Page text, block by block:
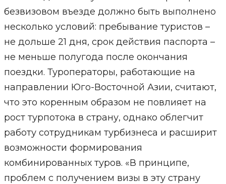
безвизовом въезде должно быть выполнено
несколько условий: пребывание туристов –
не дольше 21 дня, срок действия паспорта –
не меньше полугода после окончания
поездки. Туроператоры, работающие на
направлении Юго-Восточной Азии, считают,
что это коренным образом не повлияет на
рост турпотока в страну, однако облегчит
работу сотрудникам турбизнеса и расширит
возможности формирования
комбинированных туров. «В принципе,
проблем с получением визы в эту страну